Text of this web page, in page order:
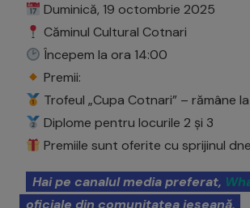
Duminică, 19 octombrie 2025
Căminul Cultural Cotnari
Începem la ora 14:00
Premii:
Trofeul „Cupa Cotnari” – rămâne
Diplome pentru locurile 2 și 3
Premiile sunt oferite cu sprijinul
Hai pe canalul media preferat,
oficiale din comunitatea ieșeană.